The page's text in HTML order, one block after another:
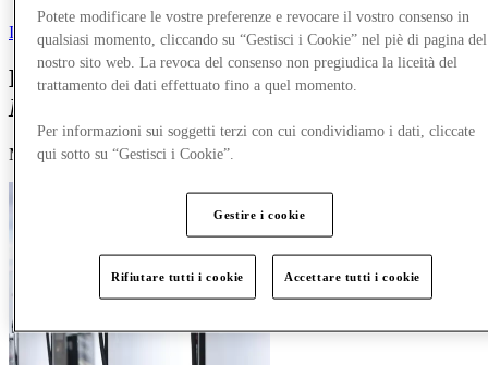
Indietro
EV Chargingat McArthurGlen West
Midlands
Make your shopping trip hassle-free with our EV charging facilities
Potete modificare le vostre preferenze e revocare il vostro consenso in
qualsiasi momento, cliccando su “Gestisci i Cookie” nel piè di pagina del
nostro sito web. La revoca del consenso non pregiudica la liceità del
trattamento dei dati effettuato fino a quel momento.
Per informazioni sui soggetti terzi con cui condividiamo i dati, cliccate
qui sotto su “Gestisci i Cookie”.
Gestire i cookie
Rifiutare tutti i cookie Accettare tutti i cookie